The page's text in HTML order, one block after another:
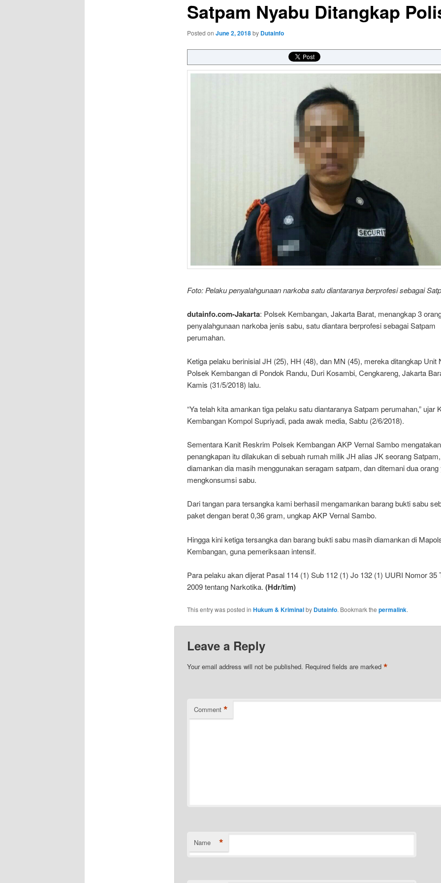
Satpam Nyabu Ditangkap
Posted on June 2, 2018by Dutainfo
Foto: Pelaku penyalahgunaan narkoba satu diantaranya berprofesi sebagai
dutainfo.com-Jakarta: Polsek Kembangan, Jakarta Barat, menangkap 3
penyalahgunaan narkoba jenis sabu, satu diantara berprofesi sebagai Satpam
perumahan.
Ketiga pelaku berinisial JH (25), HH (48), dan MN (45), mereka ditangkap Unit
Polsek Kembangan di Pondok Randu, Duri Kosambi, Cengkareng, Jakarta
Kamis (31/5/2018) lalu.
“Ya telah kita amankan tiga pelaku satu diantaranya Satpam perumahan,” ujar
Kembangan Kompol Supriyadi, pada awak media, Sabtu (2/6/2018).
Sementara Kanit Reskrim Polsek Kembangan AKP Vernal Sambo mengatakan
penangkapan itu dilakukan di sebuah rumah milik JH alias JK seorang
diamankan dia masih menggunakan seragam satpam, dan ditemani dua
mengkonsumsi sabu.
Dari tangan para tersangka kami berhasil mengamankan barang bukti sabu
paket dengan berat 0,36 gram, ungkap AKP Vernal Sambo.
Hingga kini ketiga tersangka dan barang bukti sabu masih diamankan di
Kembangan, guna pemeriksaan intensif.
Para pelaku akan dijerat Pasal 114 (1) Sub 112 (1) Jo 132 (1) UURI Nomor 35
2009 tentang Narkotika. (Hdr/tim)
This entry was posted in Hukum & Kriminalby Dutainfo. Bookmark the permalink.
Leave a Reply
Your email address will not be published. Required fields are marked *
Comment *
Name *